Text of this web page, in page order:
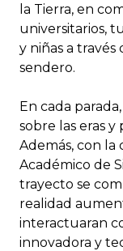
la Tierra, en
universitarios,
y niñas a través
sendero.
En cada
sobre las eras
Además, con
Académico de
trayecto se
realidad
interactuaran
innovadora y